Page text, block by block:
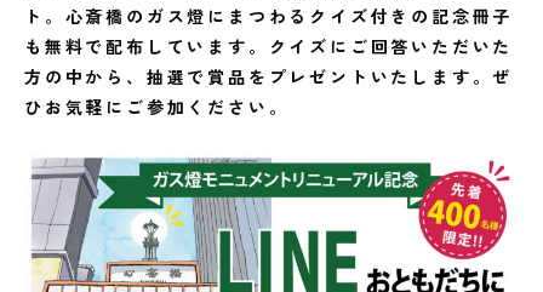
ト。心斎橋のガス燈にまつわるクイズ付きの記念冊子
も無料で配布しています。クイズにご回答いただいた
方の中から、抽選で賞品をプレゼントいたします。ぜ
ひお気軽にご参加ください。